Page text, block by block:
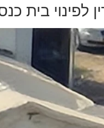
לפינוי בית